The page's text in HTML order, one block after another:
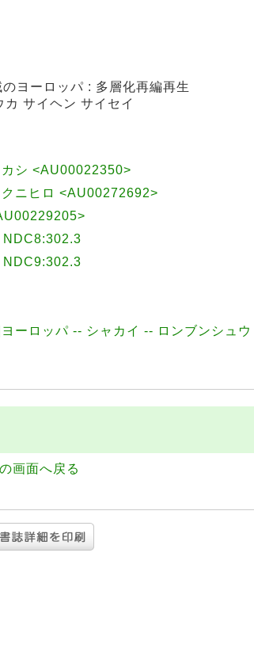
ヨーロッパ : 多層化再編再生
サイヘン サイセイ
シ <AU00022350>
ニヒロ <AU00272692>
NDC8:302.3
NDC9:302.3
ーロッパ -- シャカイ -- ロンブンシュウ
画面へ戻る